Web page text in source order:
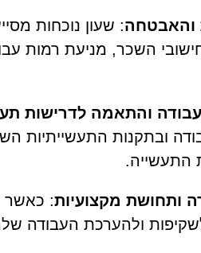
והאבטחה: שעון נוכחות
השכר, מניעת רמות
והתאמה לדרישות
ובתקנות התעשייתיות
התעשייה.
ותחושת מקצועיות: כאשר
ולהערכת העבודה